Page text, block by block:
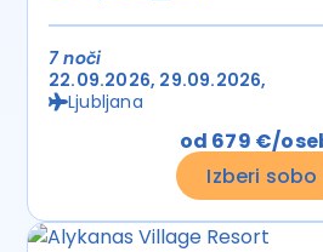
7 noči
22.09.2026 29.09.2026
Ljubljana
od 679 €/
Izberi sobo